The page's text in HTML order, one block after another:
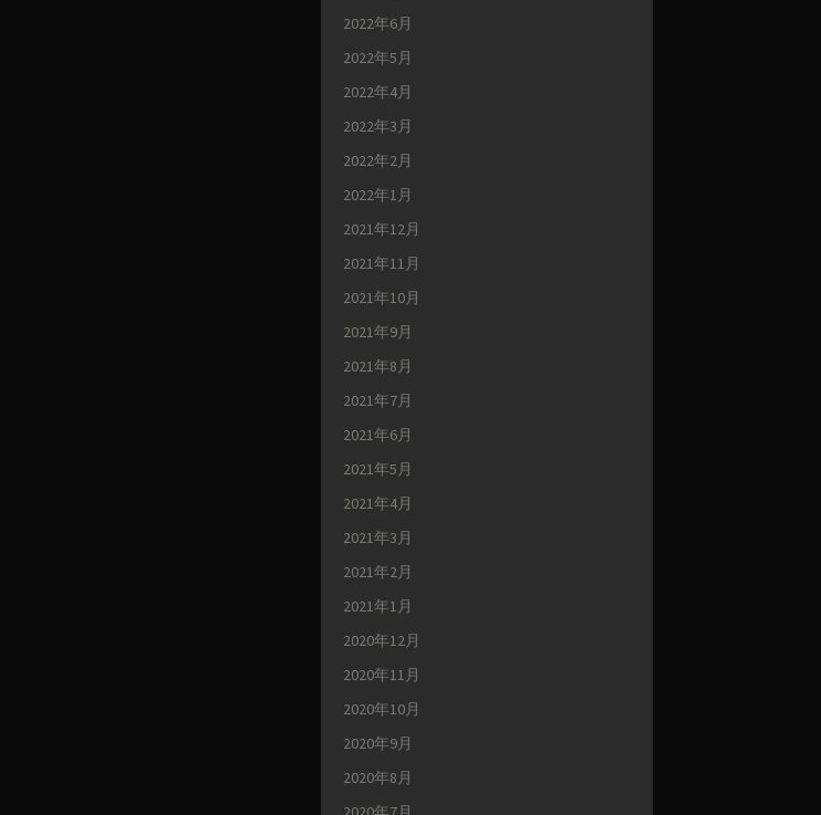
2022年6月
2022年5月
2022年4月
2022年3月
2022年2月
2022年1月
2021年12月
2021年11月
2021年10月
2021年9月
2021年8月
2021年7月
2021年6月
2021年5月
2021年4月
2021年3月
2021年2月
2021年1月
2020年12月
2020年11月
2020年10月
2020年9月
2020年8月